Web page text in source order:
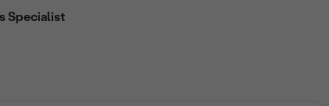
Specialist